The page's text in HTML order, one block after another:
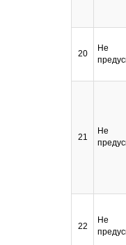
20
Не
21
Не
22
Не